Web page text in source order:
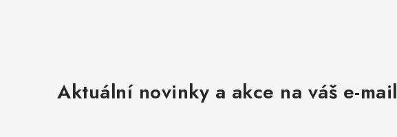
Aktuální novinky a akce na váš e-mail